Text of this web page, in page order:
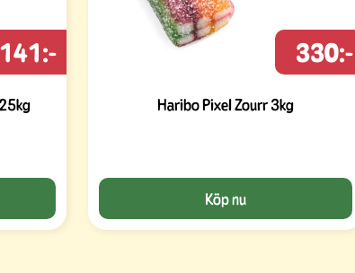
141:-
Haribo Pixel Zourr 3kg
330:-
Köp nu